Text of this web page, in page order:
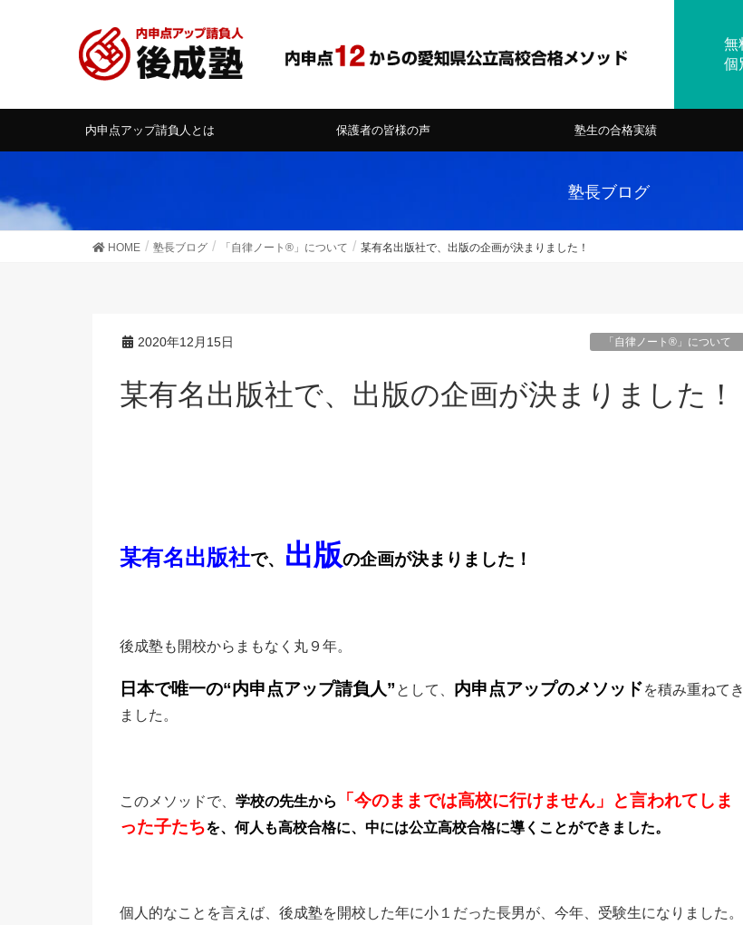
内申点アップ請負人とは 保護者の皆様の声 塾生の合格実績
塾長ブログ
HOME 塾長ブログ 「自律ノート®」について 某有名出版社で、出版の企画が決まりました！
2020年12月15日 「自律ノート®」について
某有名出版社で、出版の企画が決まりました！
某有名出版社で、 出版の企画が決まりました！
後成塾も開校からまもなく丸９年。
日本で唯一の“内申点アップ請負人”として、 内申点アップのメソッドを積み重ねてき
ました。
このメソッドで、 学校の先生から
「今のままでは高校に行けません」と言われてしま
った子たちを、何人も高校合格に、中には公立高校合格に導くことができました。
個人的なことを言えば、後成塾を開校した年に小１だった長男が、今年、受験生になりました。